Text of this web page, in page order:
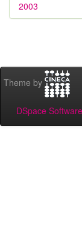
2003
Theme by
DSpace Software